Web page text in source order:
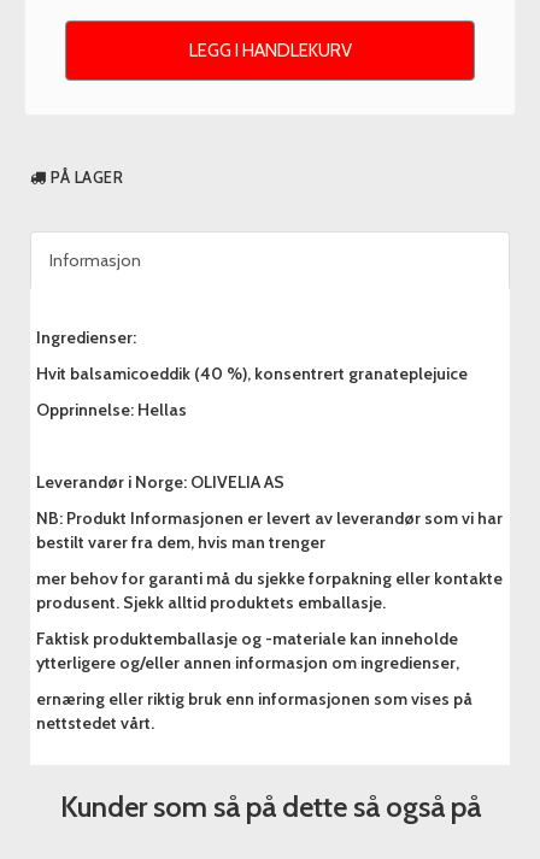
LEGG I HANDLEKURV
PÅ LAGER
Informasjon
Ingredienser:
Hvit balsamicoeddik (40 %), konsentrert granateplejuice
Opprinnelse: Hellas
Leverandør i Norge: OLIVELIA AS
NB: Produkt Informasjonen er levert av leverandør som vi har
bestilt varer fra dem, hvis man trenger
mer behov for garanti må du sjekke forpakning eller kontakte
produsent. Sjekk alltid produktets emballasje.
Faktisk produktemballasje og -materiale kan inneholde
ytterligere og/eller annen informasjon om ingredienser,
ernæring eller riktig bruk enn informasjonen som vises på
nettstedet vårt.
Kunder som så på dette så også på